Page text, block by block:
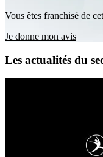
Vous êtes franchisé de
Je donne mon avis
Les actualités du